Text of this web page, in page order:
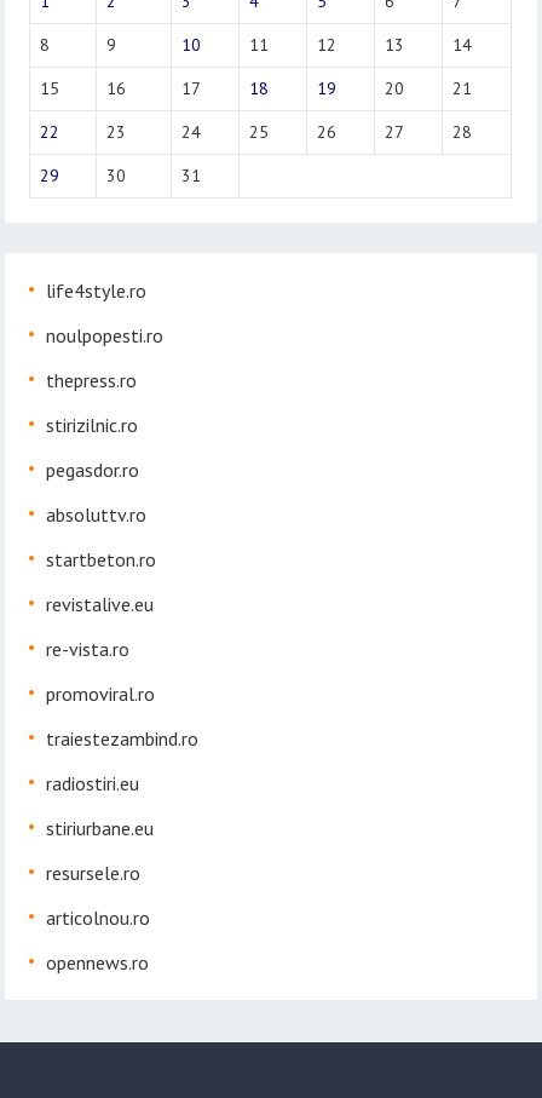
8
9 10 11 12 13
14
15
16 17 18 19 20
21
22
23 24 25 26 27
28
29
30 31
life4style.ro
noulpopesti.ro
thepress.ro
stirizilnic.ro
pegasdor.ro
absoluttv.ro
startbeton.ro
revistalive.eu
re-vista.ro
promoviral.ro
traiestezambind.ro
radiostiri.eu
stiriurbane.eu
resursele.ro
articolnou.ro
opennews.ro